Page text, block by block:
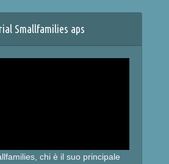
Smallfamilies aps
chi è il suo principale